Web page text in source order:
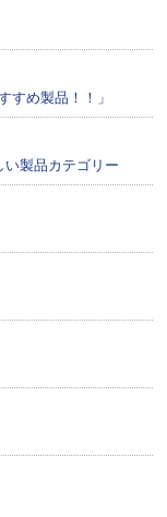
すめ製品！！」
い製品カテゴリー